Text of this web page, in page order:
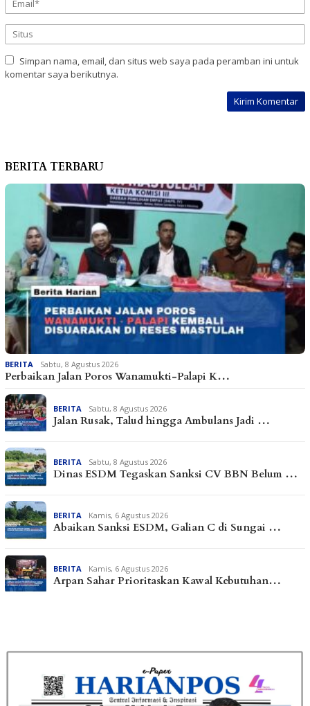
Simpan nama, email, dan situs web saya pada peramban ini untuk
komentar saya berikutnya.
BERITA TERBARU
BERITA Sabtu, 8 Agustus 2026
Perbaikan Jalan Poros Wanamukti-Palapi K…
BERITA Sabtu, 8 Agustus 2026
Jalan Rusak, Talud hingga Ambulans Jadi …
BERITA Sabtu, 8 Agustus 2026
Dinas ESDM Tegaskan Sanksi CV BBN Belum …
BERITA Kamis, 6 Agustus 2026
Abaikan Sanksi ESDM, Galian C di Sungai …
BERITA Kamis, 6 Agustus 2026
Arpan Sahar Prioritaskan Kawal Kebutuhan…